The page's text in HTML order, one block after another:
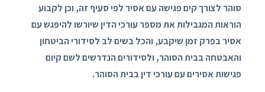
סוהר לצורך קים פגישה עם אסיר לפי סעיף זה, וכן לקבוע
הוראות המגבילות את מספר עורכי הדין שיורשו להיפגש עם
אסיר בפרק זמן שיקבע, והכל בשים לב לסידורי הביטחון
והאבטחה בבית הסוהר, ולסידורים הנדרשים לשם קיום
פגישות אסירים עם עורכי דין בבית הסוהר.